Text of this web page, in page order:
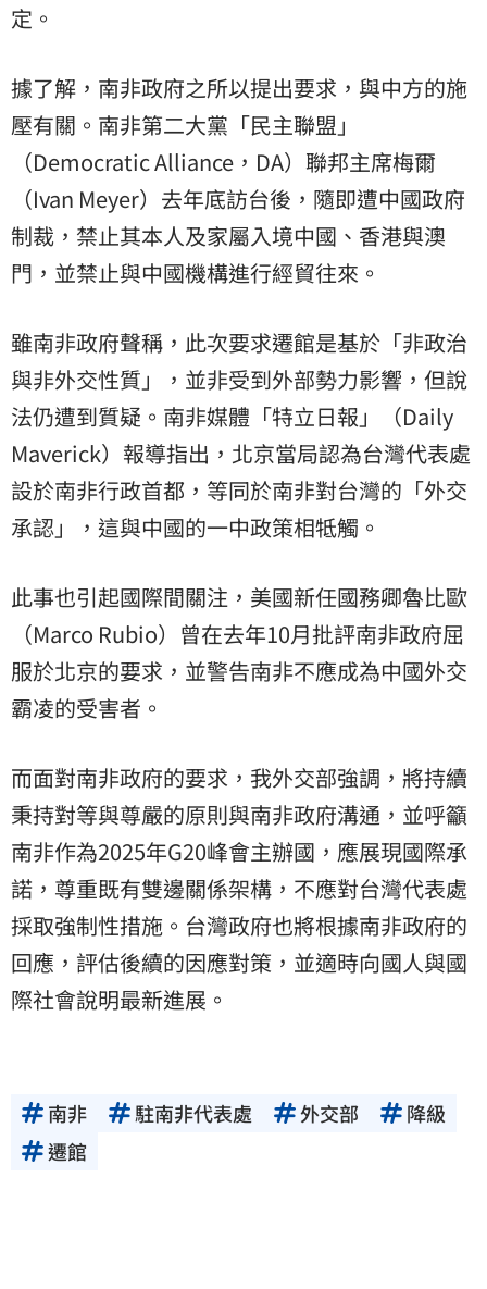
定。
據了解，南非政府之所以提出要求，與中方的施
壓有關。南非第二大黨「民主聯盟」
（Democratic Alliance，DA）聯邦主席梅爾
（Ivan Meyer）去年底訪台後，隨即遭中國政府
制裁，禁止其本人及家屬入境中國、香港與澳
門，並禁止與中國機構進行經貿往來。
雖南非政府聲稱，此次要求遷館是基於「非政治
與非外交性質」，並非受到外部勢力影響，但說
法仍遭到質疑。南非媒體「特立日報」（Daily
Maverick）報導指出，北京當局認為台灣代表處
設於南非行政首都，等同於南非對台灣的「外交
承認」，這與中國的一中政策相牴觸。
此事也引起國際間關注，美國新任國務卿魯比歐
（Marco Rubio）曾在去年10月批評南非政府屈
服於北京的要求，並警告南非不應成為中國外交
霸凌的受害者。
而面對南非政府的要求，我外交部強調，將持續
秉持對等與尊嚴的原則與南非政府溝通，並呼籲
南非作為2025年G20峰會主辦國，應展現國際承
諾，尊重既有雙邊關係架構，不應對台灣代表處
採取強制性措施。台灣政府也將根據南非政府的
回應，評估後續的因應對策，並適時向國人與國
際社會說明最新進展。
南非 駐南非代表處 外交部
降級
遷館